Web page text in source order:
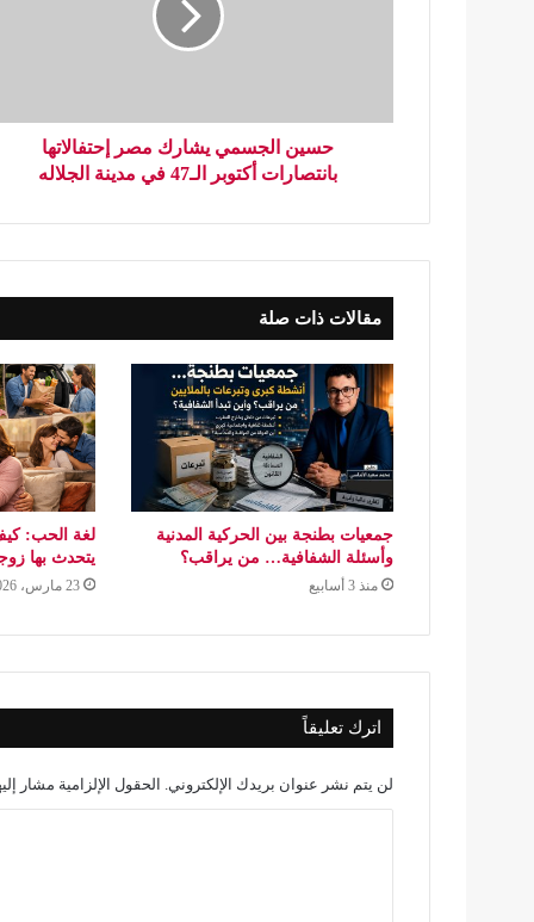
حسين الجسمي يشارك مصر إحتفالاتها
بانتصارات أكتوبر الـ47 في مدينة الجلاله
مقالات ذات صلة
جمعيات بطنجة بين الحركية المدنية
وأسئلة الشفافية… من يراقب؟
منذ 3 أسابيع
لغة الحب:
يتحدث بها
23 مارس، 2026
اترك تعليقاً
لن يتم نشر عنوان بريدك الإلكتروني. الحقول الإلزامية مشار